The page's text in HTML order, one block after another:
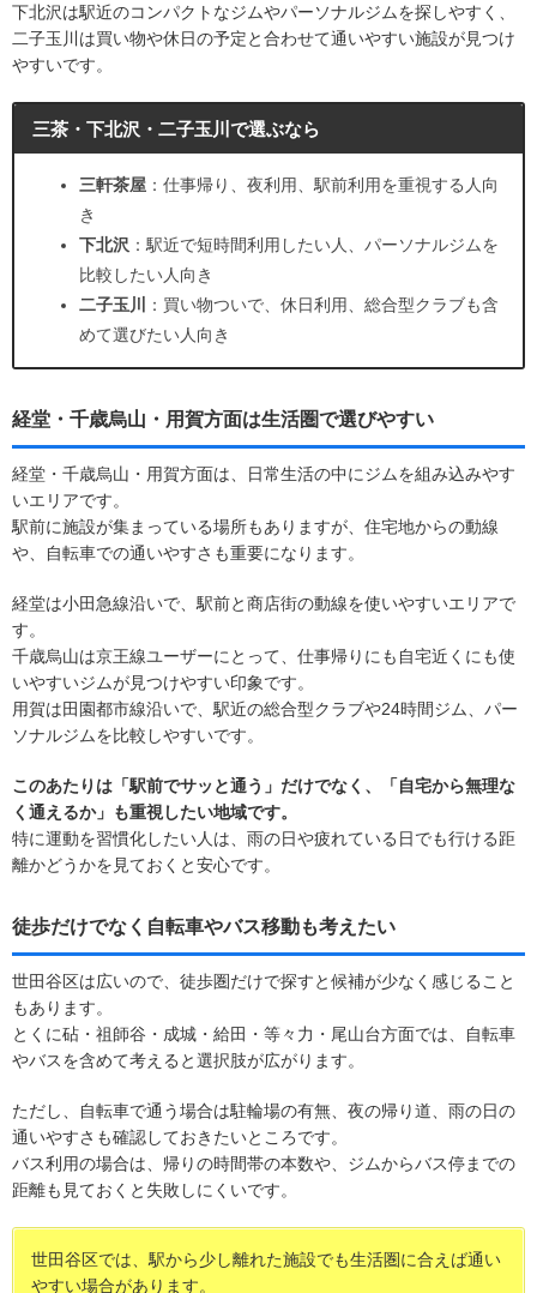
下北沢は駅近のコンパクトなジムやパーソナルジムを探しやすく、
二子玉川は買い物や休日の予定と合わせて通いやすい施設が見つけ
やすいです。
三茶・下北沢・二子玉川で選ぶなら
三軒茶屋 ：仕事帰り、夜利用、駅前利用を重視する人向
き
下北沢 ：駅近で短時間利用したい人、パーソナルジムを
比較したい人向き
二子玉川
：買い物ついで、休日利用、総合型クラブも含
めて選びたい人向き
経堂・千歳烏山・用賀方面は生活圏で選びやすい
経堂・千歳烏山・用賀方面は、日常生活の中にジムを組み込みやす
いエリアです。
駅前に施設が集まっている場所もありますが、住宅地からの動線
や、自転車での通いやすさも重要になります。
経堂は小田急線沿いで、駅前と商店街の動線を使いやすいエリアで
す。
千歳烏山は京王線ユーザーにとって、仕事帰りにも自宅近くにも使
いやすいジムが見つけやすい印象です。
用賀は田園都市線沿いで、駅近の総合型クラブや24時間ジム、パー
ソナルジムを比較しやすいです。
このあたりは「駅前でサッと通う」だけでなく、「自宅から無理な
く通えるか」も重視したい地域です。
特に運動を習慣化したい人は、雨の日や疲れている日でも行ける距
離かどうかを見ておくと安心です。
徒歩だけでなく自転車やバス移動も考えたい
世田谷区は広いので、徒歩圏だけで探すと候補が少なく感じること
もあります。
とくに砧・祖師谷・成城・給田・等々力・尾山台方面では、自転車
やバスを含めて考えると選択肢が広がります。
ただし、自転車で通う場合は駐輪場の有無、夜の帰り道、雨の日の
通いやすさも確認しておきたいところです。
バス利用の場合は、帰りの時間帯の本数や、ジムからバス停までの
距離も見ておくと失敗しにくいです。
世田谷区では、駅から少し離れた施設でも生活圏に合えば通い
やすい場合があります。